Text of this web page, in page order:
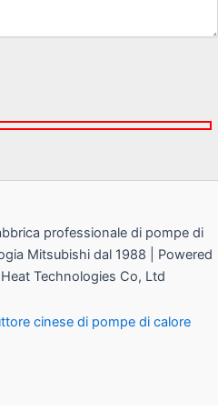
professionale di pompe di
Mitsubishi dal 1988 | Powered
Technologies Co, Ltd
cinese di pompe di calore